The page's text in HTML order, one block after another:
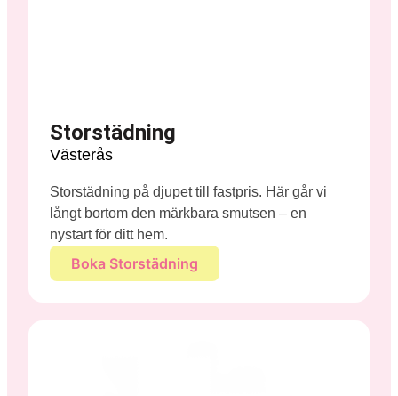
Storstädning
Västerås
Storstädning på djupet till fastpris. Här går vi
långt bortom den märkbara smutsen – en
nystart för ditt hem.
Boka Storstädning